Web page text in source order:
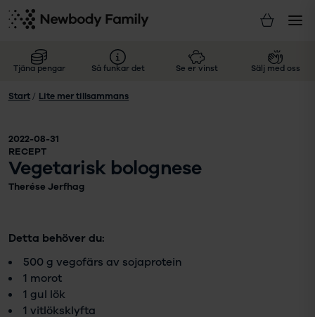
Tjäna pengar Så funkar det Se er vinst Sälj med oss
Start / Lite mer tillsammans
2022-08-31
RECEPT
Vegetarisk bolognese
Therése Jerfhag
Detta behöver du:
500 g vegofärs av sojaprotein
1 morot
1 gul lök
1 vitlöksklyfta